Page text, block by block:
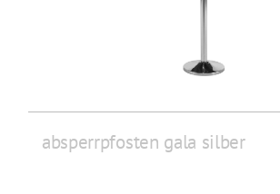
absperrpfosten gala silber